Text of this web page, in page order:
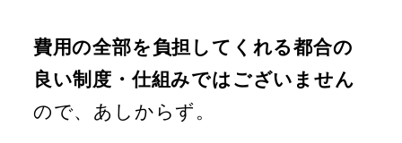
費用の全部を負担してくれる都合の
良い制度・仕組みではございません
ので、あしからず。